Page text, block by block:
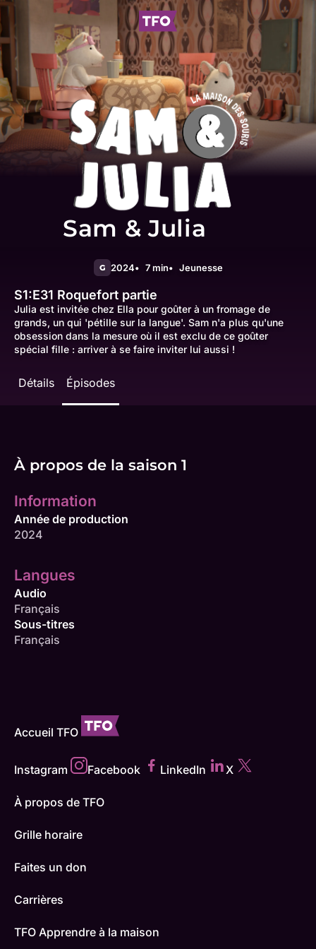
Sam & Julia
G 2024 7 min Jeunesse
S1:E31 Roquefort partie
Julia est invitée chez Ella pour goûter à un fromage de
grands, un qui 'pétille sur la langue'. Sam n'a plus qu'une
obsession dans la mesure où il est exclu de ce goûter
spécial fille : arriver à se faire inviter lui aussi !
Détails Épisodes
À propos de la saison 1
Information
Année de production
2024
Langues
Audio
Français
Sous-titres
Français
Accueil TFO
Instagram Facebook LinkedIn X
À propos de TFO
Grille horaire
Faites un don
Carrières
TFO Apprendre à la maison